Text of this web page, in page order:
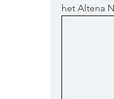
het Altena